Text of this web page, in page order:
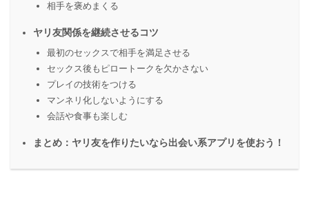
相手を褒めまくる
ヤリ友関係を継続させるコツ
最初のセックスで相手を満足させる
セックス後もピロートークを欠かさない
プレイの技術をつける
マンネリ化しないようにする
会話や食事も楽しむ
まとめ：ヤリ友を作りたいなら出会い系アプリを使おう！